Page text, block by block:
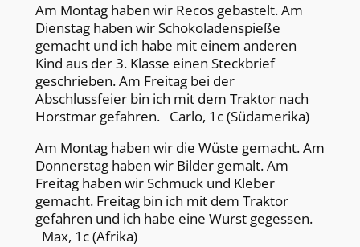
Am Montag haben wir Recos gebastelt. Am
Dienstag haben wir Schokoladenspieße
gemacht und ich habe mit einem anderen
Kind aus der 3. Klasse einen Steckbrief
geschrieben. Am Freitag bei der
Abschlussfeier bin ich mit dem Traktor nach
Horstmar gefahren. Carlo, 1c (Südamerika)
Am Montag haben wir die Wüste gemacht. Am
Donnerstag haben wir Bilder gemalt. Am
Freitag haben wir Schmuck und Kleber
gemacht. Freitag bin ich mit dem Traktor
gefahren und ich habe eine Wurst gegessen.
Max, 1c (Afrika)